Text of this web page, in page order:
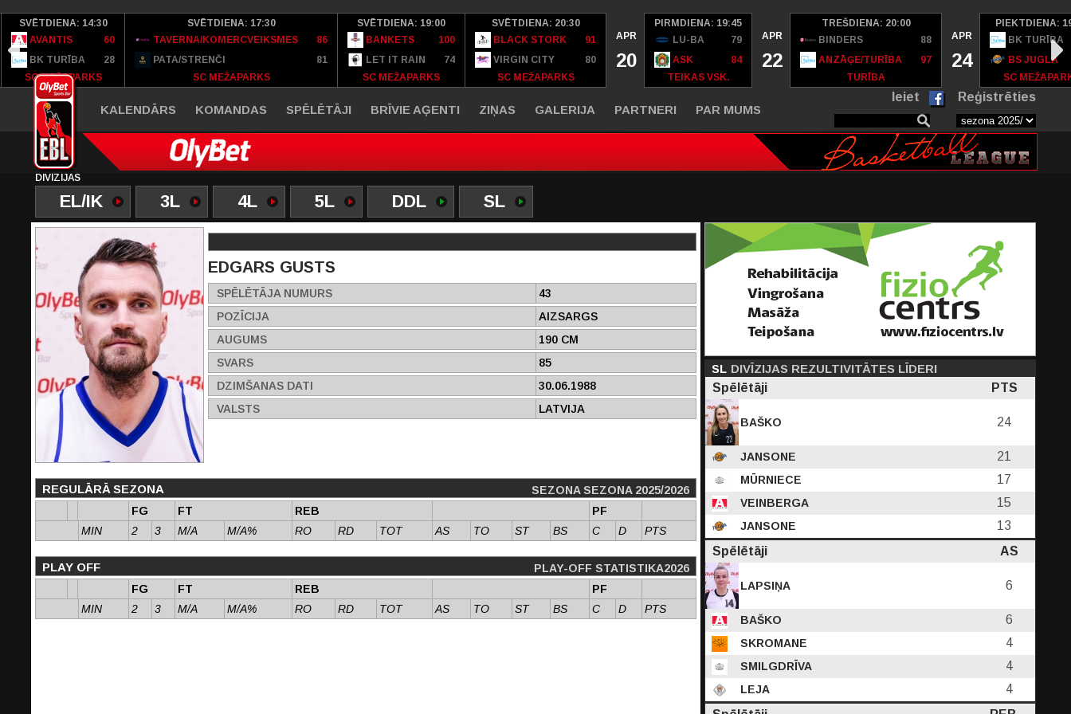
SVĒTDIENA: 14:30
AVANTIS
60
BK TURĪBA
28
SC MEŽAPARKS
SVĒTDIENA: 17:30
TAVERNA/KOMERCVEIKSMES
86
PATA/STRENČI
81
SC MEŽAPARKS
SVĒTDIENA: 19:00
BANKETS
100
LET IT RAIN
74
SC MEŽAPARKS
SVĒTDIENA: 20:30
BLACK STORK
91
VIRGIN CITY
80
SC MEŽAPARKS
APR
20
PIRMDIENA: 19:45
LU-BA
79
ASK
84
TEIKAS VSK.
APR
22
TREŠDIENA: 20:00
BINDERS
88
ANZĀĢE/TURĪBA
97
TURĪBA
APR
24
PIEKTDIENA:
BK TURĪBA
BS JUGLA
SC
KALENDĀRS KOMANDAS SPĒLĒTĀJI BRĪVIE AĢENTI ZIŅAS GALERIJA PARTNERI PAR MUMS
Ieiet Reģistrēties
DIVĪZIJAS
EL/IK 3L 4L 5L DDL SL
EDGARS GUSTS
SPĒLĒTĀJA NUMURS
43
POZĪCIJA
AIZSARGS
AUGUMS
190 CM
SVARS
85
DZIMŠANAS DATI
30.06.1988
VALSTS
LATVIJA
REGULĀRĀ SEZONA
SEZONA SEZONA 2025/2026
FG
FT REB
PF
MIN
2 3 M/A M/A% RO RD TOT AS TO ST BS C D PTS
PLAY OFF
PLAY-OFF STATISTIKA2026
FG
FT REB
PF
MIN
2 3 M/A M/A% RO RD TOT AS TO ST BS C D PTS
SL DIVĪZIJAS REZULTIVITĀTES LĪDERI
Spēlētāji
PTS
BAŠKO 24
JANSONE 21
MŪRNIECE 17
VEINBERGA 15
JANSONE
13
Spēlētāji
AS
LAPSIŅA 6
BAŠKO 6
SKROMANE 4
SMILGDRĪVA 4
LEJA
4